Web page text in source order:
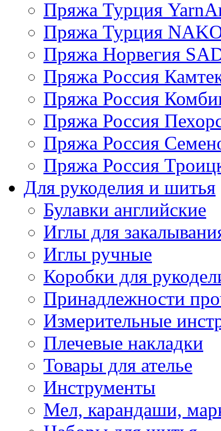
Пряжа Турция
Пряжа Турция
Пряжа Норвегия
Пряжа Россия
Пряжа Россия
Пряжа Россия
Пряжа Россия
Пряжа Россия
Для рукоделия и шитья
Булавки английские
Иглы для
Иглы ручные
Коробки для
Принадлежности
Измерительные
Плечевые накладки
Товары для ателье
Инструменты
Мел, карандаши,